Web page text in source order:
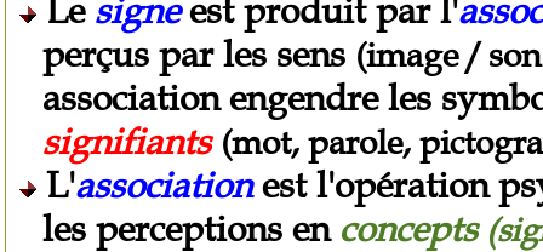
Le signeest produit par l'
perçus par les sens (image /
association engendre les
signifiants (mot, parole,
L'associationest l'opération
les perceptions en concepts